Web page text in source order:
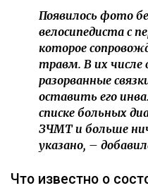
Появилось фото
велосипедиста с
которое
травм. В их числе
разорванные
оставить его
списке больных
ЗЧМТ и больше
указано, –
Что известно о